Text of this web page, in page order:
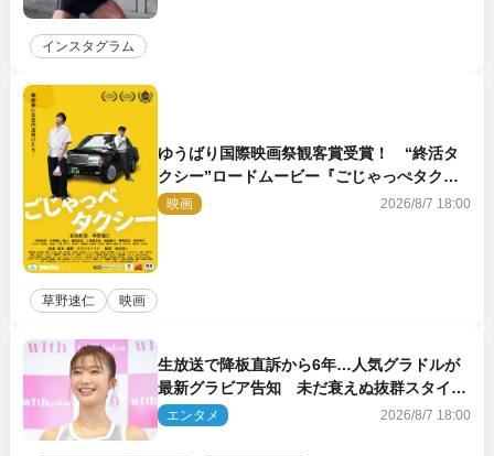
インスタグラム
ゆうばり国際映画祭観客賞受賞！ “終活タ
クシー”ロードムービー『ごじゃっぺタクシ
ー』10月公開＆予告解禁
映画 2026/8/7 18:00
草野速仁 映画
生放送で降板直訴から6年…人気グラドルが
最新グラビア告知 未だ衰えぬ抜群スタイル
に反響
エンタメ 2026/8/7 18:00